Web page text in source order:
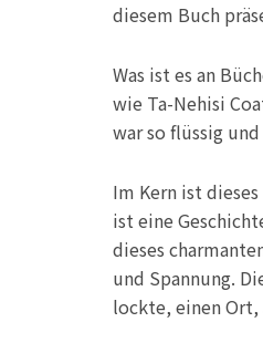
diesem Buch
Was ist es an
wie Ta-Nehisi
war so flüssig
Im Kern ist
ist eine
dieses
und Spannung.
lockte, einen Ort,